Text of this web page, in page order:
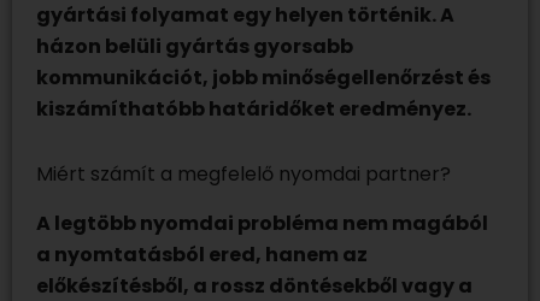
gyártási folyamat egy helyen történik. A
házon belüli gyártás gyorsabb
kommunikációt, jobb minőségellenőrzést és
kiszámíthatóbb határidőket eredményez.
Miért számít a megfelelő nyomdai partner?
A legtöbb nyomdai probléma nem magából
a nyomtatásból ered, hanem az
előkészítésből, a rossz döntésekből vagy a